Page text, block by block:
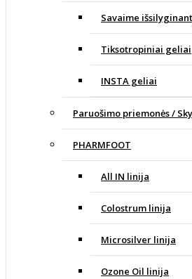
Savaime
Tiksotropiniai geliai
INSTA geliai
Paruošimo priemonės /
PHARMFOOT
All IN linija
Colostrum linija
Microsilver linija
Ozone Oil linija